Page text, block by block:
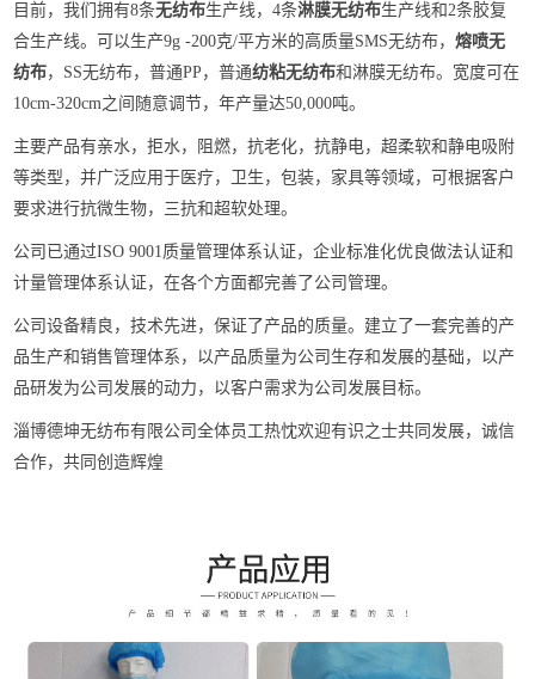
目前，我们拥有8条无纺布生产线，4条淋膜无纺布生产线和2条胶复
合生产线。可以生产9g -200克/平方米的高质量SMS无纺布，熔喷无
纺布，SS无纺布，普通PP，普通纺粘无纺布和淋膜无纺布。宽度可在
10cm-320cm之间随意调节，年产量达50,000吨。
主要产品有亲水，拒水，阻燃，抗老化，抗静电，超柔软和静电吸附
等类型，并广泛应用于医疗，卫生，包装，家具等领域，可根据客户
要求进行抗微生物，三抗和超软处理。
公司已通过ISO 9001质量管理体系认证，企业标准化优良做法认证和
计量管理体系认证，在各个方面都完善了公司管理。
公司设备精良，技术先进，保证了产品的质量。建立了一套完善的产
品生产和销售管理体系，以产品质量为公司生存和发展的基础，以产
品研发为公司发展的动力，以客户需求为公司发展目标。
淄博德坤无纺布有限公司全体员工热忱欢迎有识之士共同发展，诚信
合作，共同创造辉煌